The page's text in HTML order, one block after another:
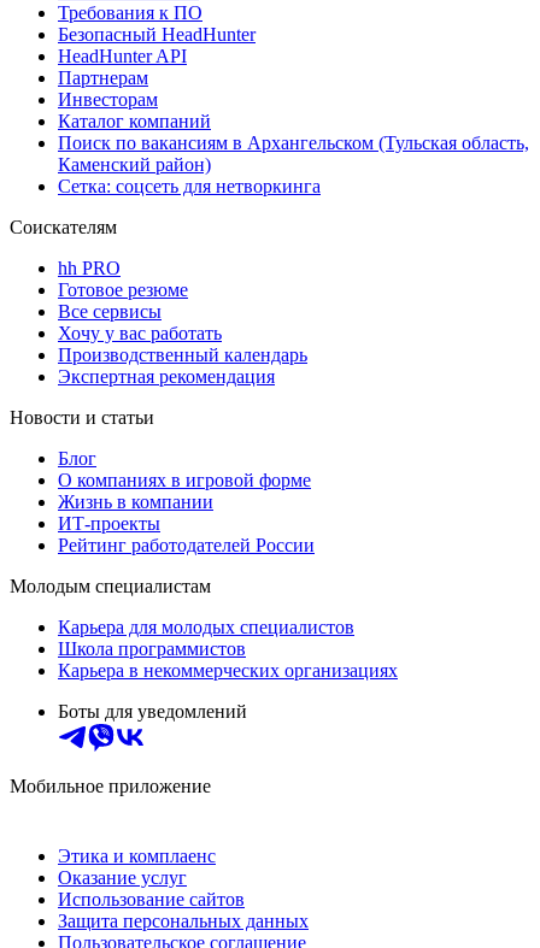
Требования к ПО
Безопасный HeadHunter
HeadHunter API
Партнерам
Инвесторам
Каталог компаний
Поиск по вакансиям в Архангельском (Тульская область,
Каменский район)
Сетка: соцсеть для нетворкинга
Соискателям
hh PRO
Готовое резюме
Все сервисы
Хочу у вас работать
Производственный календарь
Экспертная рекомендация
Новости и статьи
Блог
О компаниях в игровой форме
Жизнь в компании
ИТ-проекты
Рейтинг работодателей России
Молодым специалистам
Карьера для молодых специалистов
Школа программистов
Карьера в некоммерческих организациях
Боты для уведомлений
Мобильное приложение
Этика и комплаенс
Оказание услуг
Использование сайтов
Защита персональных данных
Пользовательское соглашение